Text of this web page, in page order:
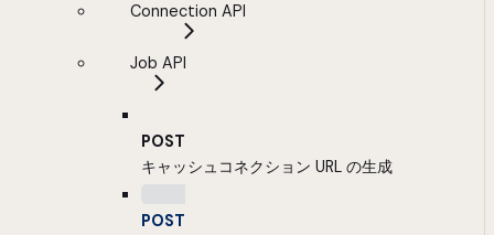
Connection API
Job API
POST
キャッシュコネクション URL の生成
POST